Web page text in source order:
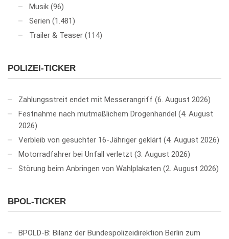
Musik (96)
Serien (1.481)
Trailer & Teaser (114)
POLIZEI-TICKER
Zahlungsstreit endet mit Messerangriff 6. August 2026
Festnahme nach mutmaßlichem Drogenhandel
4. August
2026
Verbleib von gesuchter 16-Jähriger geklärt
4. August 2026
Motorradfahrer bei Unfall verletzt 3. August 2026
Störung beim Anbringen von Wahlplakaten
2. August 2026
BPOL-TICKER
BPOLD-B: Bilanz der Bundespolizeidirektion Berlin zum